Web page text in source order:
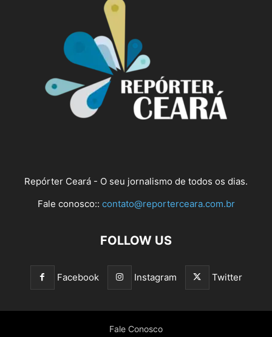
Repórter Ceará - O seu jornalismo de todos os dias.
Fale conosco:: contato@reporterceara.com.br
FOLLOW US
Facebook Instagram Twitter
Fale Conosco